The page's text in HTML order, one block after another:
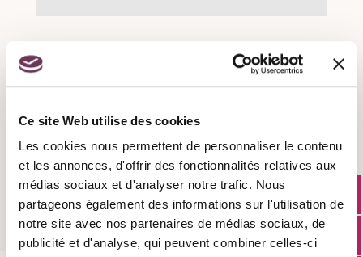
Ce site Web utilise des cookies
Les cookies nous permettent de personnaliser le contenu
et les annonces, d'offrir des fonctionnalités relatives aux
médias sociaux et d'analyser notre trafic. Nous
partageons également des informations sur l'utilisation de
notre site avec nos partenaires de médias sociaux, de
publicité et d'analyse, qui peuvent combiner celles-ci
Recensement militaire :
Attestation d'accueil :